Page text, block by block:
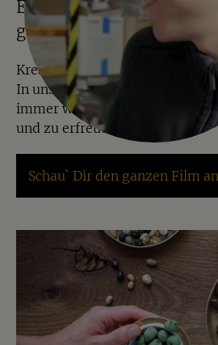
Einblicke ins Lager –
gewogen, gemischt und
Kreative Mischungen machen
In unserer Manufaktur in
immer wieder Neues aus, um
und zu erfreuen.
Schau` Dir den ganzen Film an